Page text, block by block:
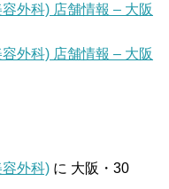
外科) 店舗情報 – 大阪
外科) 店舗情報 – 大阪
外科) に 大阪・30